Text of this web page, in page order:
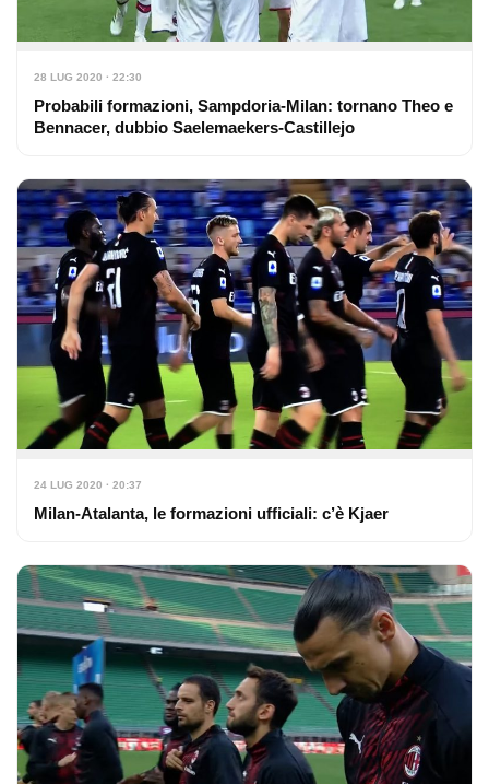
28 LUG 2020 · 22:30
Probabili formazioni, Sampdoria-Milan: tornano Theo e
Bennacer, dubbio Saelemaekers-Castillejo
24 LUG 2020 · 20:37
Milan-Atalanta, le formazioni ufficiali: c’è Kjaer